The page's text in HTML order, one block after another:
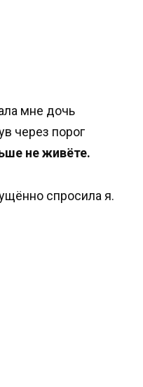
мне дочь
через порог
не живёте.
спросила я.